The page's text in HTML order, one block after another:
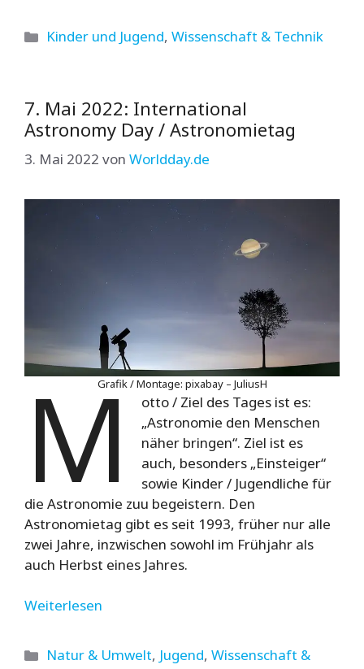
Kategorien
Kinder und Jugend,Wissenschaft & Technik
7. Mai 2022: International
Astronomy Day / Astronomietag
3. Mai 2022 von Worldday.de
Grafik / Montage: pixabay – JuliusH
M
otto / Ziel des Tages ist es:
„Astronomie den Menschen
näher bringen“. Ziel ist es
auch, besonders „Einsteiger“
sowie Kinder / Jugendliche für
die Astronomie zuu begeistern. Den
Astronomietag gibt es seit 1993, früher nur alle
zwei Jahre, inzwischen sowohl im Frühjahr als
auch Herbst eines Jahres.
Weiterlesen
Kategorien
Natur & Umwelt, Jugend,Wissenschaft &